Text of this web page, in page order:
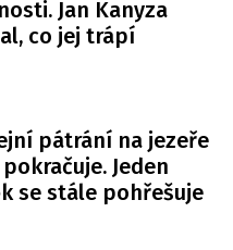
Jan Kanyza
co jej trápí
pátrání na jezeře
Jeden
se stále pohřešuje